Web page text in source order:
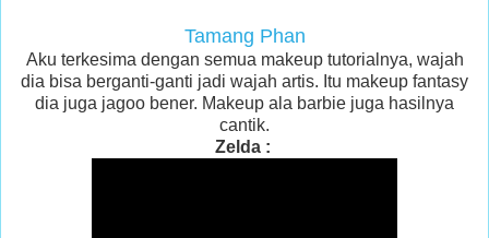
Tamang Phan
Aku terkesima dengan semua makeup tutorialnya, wajah
dia bisa berganti-ganti jadi wajah artis. Itu makeup fantasy
dia juga jagoo bener. Makeup ala barbie juga hasilnya
cantik.
Zelda :